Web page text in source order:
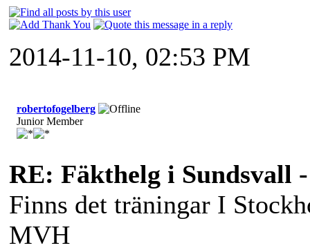
2014-11-10, 02:53 PM
robertofogelberg
Junior Member
RE: Fäkthelg i Sundsvall -
Finns det träningar I
MVH